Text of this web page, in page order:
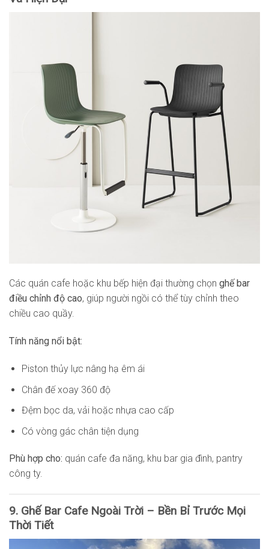
Các quán cafe hoặc khu bếp hiện đại thường chọn ghế bar
điều chỉnh độ cao, giúp người ngồi có thể tùy chỉnh theo
chiều cao quầy.
Tính năng nổi bật:
Piston thủy lực nâng hạ êm ái
Chân đế xoay 360 độ
Đệm bọc da, vải hoặc nhựa cao cấp
Có vòng gác chân tiện dụng
Phù hợp cho: quán cafe đa năng, khu bar gia đình, pantry
công ty.
9. Ghế Bar Cafe Ngoài Trời – Bền Bỉ Trước Mọi
Thời Tiết